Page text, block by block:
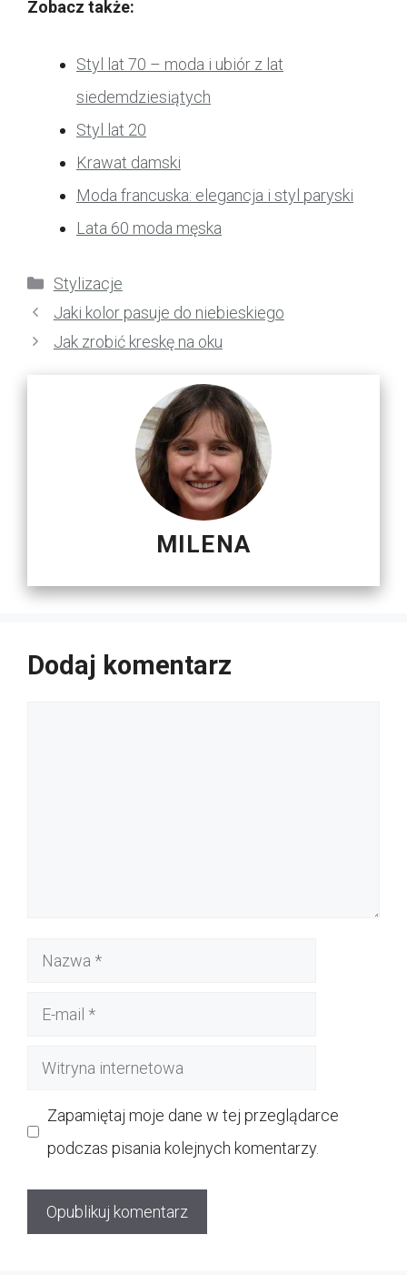
Zobacz także:
Styl lat 70 – moda i ubiór z lat
siedemdziesiątych
Styl lat 20
Krawat damski
Moda francuska: elegancja i styl paryski
Lata 60 moda męska
Kategorie
Stylizacje
Jaki kolor pasuje do niebieskiego
Jak zrobić kreskę na oku
MILENA
Dodaj komentarz
Nazwa
Witryna
Zapamiętaj moje dane w tej przeglądarce
podczas pisania kolejnych komentarzy.